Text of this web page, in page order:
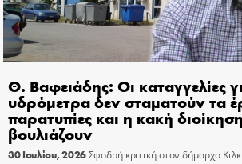
Θ. Βαφειάδης: Οι καταγγελίες
υδρόμετρα δεν σταματούν τα
παρατυπίες και η κακή
βουλιάζουν
30 Ιουλίου, 2026Σφοδρή κριτική στον δήμαρχο